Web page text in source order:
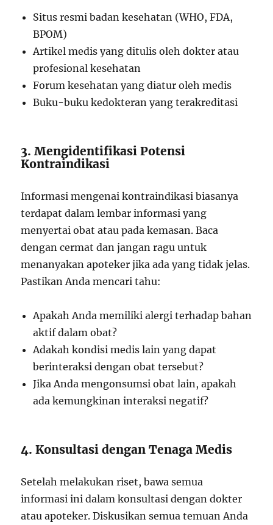
Situs resmi badan kesehatan (WHO, FDA,
BPOM)
Artikel medis yang ditulis oleh dokter atau
profesional kesehatan
Forum kesehatan yang diatur oleh medis
Buku-buku kedokteran yang terakreditasi
3. Mengidentifikasi Potensi
Kontraindikasi
Informasi mengenai kontraindikasi biasanya
terdapat dalam lembar informasi yang
menyertai obat atau pada kemasan. Baca
dengan cermat dan jangan ragu untuk
menanyakan apoteker jika ada yang tidak jelas.
Pastikan Anda mencari tahu:
Apakah Anda memiliki alergi terhadap bahan
aktif dalam obat?
Adakah kondisi medis lain yang dapat
berinteraksi dengan obat tersebut?
Jika Anda mengonsumsi obat lain, apakah
ada kemungkinan interaksi negatif?
4. Konsultasi dengan Tenaga Medis
Setelah melakukan riset, bawa semua
informasi ini dalam konsultasi dengan dokter
atau apoteker. Diskusikan semua temuan Anda